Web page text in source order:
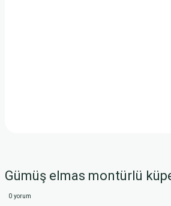
Gümüş elmas montürlü
0 yorum